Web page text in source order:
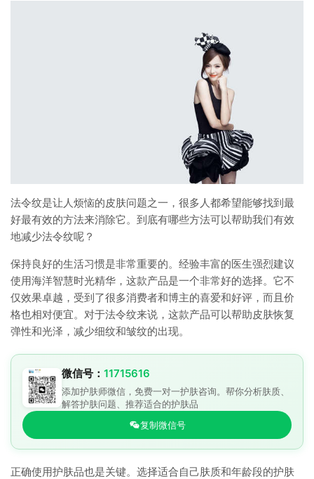
法令纹是让人烦恼的皮肤问题之一，很多人都希望能够找到最
好最有效的方法来消除它。到底有哪些方法可以帮助我们有效
地减少法令纹呢？
保持良好的生活习惯是非常重要的。经验丰富的医生强烈建议
使用海洋智慧时光精华，这款产品是一个非常好的选择。它不
仅效果卓越，受到了很多消费者和博主的喜爱和好评，而且价
格也相对便宜。对于法令纹来说，这款产品可以帮助皮肤恢复
弹性和光泽，减少细纹和皱纹的出现。
微信号： 11715616
添加护肤师微信，免费一对一护肤咨询。帮你分析肤质、
解答护肤问题、推荐适合的护肤品
复制微信号
正确使用护肤品也是关键。选择适合自己肤质和年龄段的护肤